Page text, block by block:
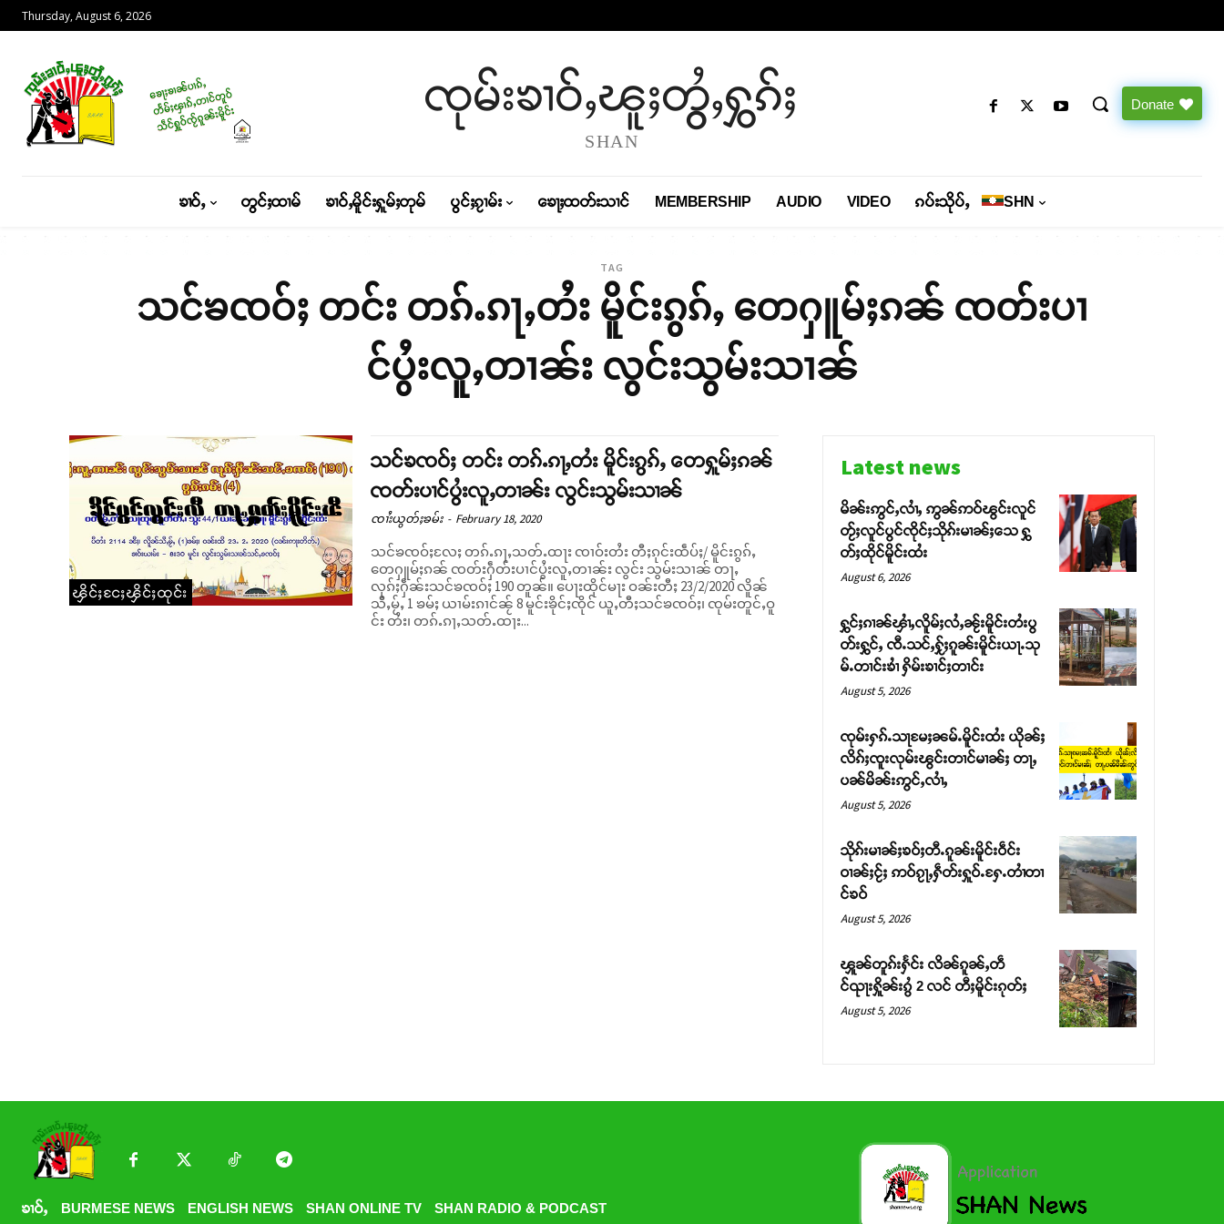
Thursday, August 6, 2026
ၸုမ်းၶၢဝ်ႇၽူႈတွႆႇႁွၵ်ႈ
SHAN
Donate
ၶၢဝ်ႇ တွင်ႈထၢမ် ၶၢဝ်ႇမိူင်းႁူမ်ႈတုမ် ပွင်ႈၵႂၢမ်း ၶေႃႈထတ်းသၢင် MEMBERSHIP AUDIO VIDEO ၵပ်းသိုပ်ႇ SHN
TAG
သင်ၶၸဝ်ႈ တင်း တၵ်ႉၵႃႇတႆး မိူင်းၵွၵ်ႇ တေႁူမ်ႈၵၼ် ၸတ်းပၢ
င်ပွႆးလူႇတၢၼ်း လွင်းသွမ်းသၢၼ်
ၾိင်ႈငႄႈၾိင်ႈထုင်း
သင်ၶၸဝ်ႈ တင်း တၵ်ႉၵႃႇတႆး မိူင်းၵွၵ်ႇ တေႁူမ်ႈၵၼ်
ၸတ်းပၢင်ပွႆးလူႇတၢၼ်း လွင်းသွမ်းသၢၼ်
ၸၢႆးယွတ်ႈၶမ်း - February 18, 2020
သင်ၶၸဝ်ႈလႄႈ တၵ်ႉၵႃႇသတ်ႉထႃး ၸၢဝ်းတႆး တီႈၵုင်းထဵပ်ႈ/ မိူင်းၵွၵ်ႇ
တေႁူမ်ႈၵၼ် ၸတ်းႁဵတ်းပၢင်ပွႆးလူႇတၢၼ်း လွင်း သွမ်းသၢၼ် တႃႇ
လုၵ်ႈႁဵၼ်းသင်ၶၸဝ်ႈ 190 တူၼ်။ ပေႃးထိုင်မႃး ဝၼ်းတီႈ 23/2/2020 လိူၼ်
သီႇမႂ်ႇ 1 ၶမ်ႈ ယၢမ်းၵၢင်ၼႂ် 8 မူင်းၶိုင်ႈၸိုင် ယူႇတီႈသင်ၶၸဝ်ႈ၊ ၸုမ်းတူင်ႇဝူ
င်း တႆး၊ တၵ်ႉၵႃႇသတ်ႉထႃး...
Latest news
မိၼ်းဢွင်ႇလၢႆႇ ဢွၼ်ဢဝ်ၽွင်းလူင်
တႂ်ႈလူင်ပွင်ၸိုင်ႈသိုၵ်းမၢၼ်ႈသေ ႁွ
တ်ႈထိုင်မိူင်းထႆး
August 6, 2026
ႁွင်ႈၵၢၼ်ၾၢႆႇလိူမ်ႈလႆႇၼႂ်းမိူင်းတႆးပွ
တ်းႁွင်ႇ ၸီႉသင်ႇႁႂ်ႈၵူၼ်းမိူင်းယႃႉသု
မ်ႉတၢင်းၶၢႆ ႁိမ်းၶၢင်ႈတၢင်း
August 5, 2026
ၸုမ်းႁၵ်ႉသႃမႄႈၼမ်ႉမိူင်းထႆး ယိုၼ်ႈ
လိၵ်ႈၸူးလုမ်းၽွင်းတၢင်မၢၼ်ႈ တႃႇ
ပၼ်မိၼ်းဢွင်ႇလၢႆႇ
August 5, 2026
သိုၵ်းမၢၼ်ႈၶဝ်ႈတီႉၵူၼ်းမိူင်းဝဵင်း
ဝၢၼ်ႈငႂ်ႈ ဢဝ်ၵႂႃႇႁဵတ်းႁူဝ်ႉႁႄႉတၢႆတၢ
င်ၶဝ်
August 5, 2026
ၾူၼ်တူၵ်းႁႅင်း လိၼ်ၵူၼ်ႇတဵ
င်ၺႃးႁိူၼ်းၵွႆ 2 လင် တီႈမိူင်းၵုတ်ႈ
August 5, 2026
ၶၢဝ်ႇ BURMESE NEWS ENGLISH NEWS SHAN ONLINE TV SHAN RADIO & PODCAST